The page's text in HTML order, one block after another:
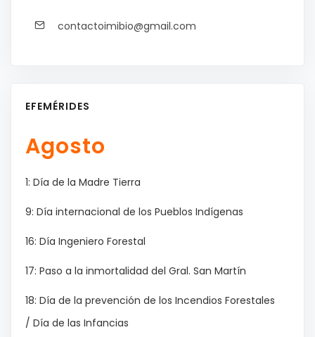
contactoimibio@gmail.com
EFEMÉRIDES
Agosto
1: Día de la Madre Tierra
9: Día internacional de los Pueblos Indígenas
16: Día Ingeniero Forestal
17: Paso a la inmortalidad del Gral. San Martín
18: Día de la prevención de los Incendios Forestales
/ Día de las Infancias